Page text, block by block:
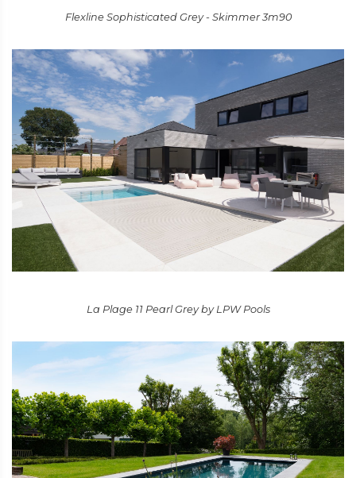
Flexline Sophisticated Grey - Skimmer 3m90
La Plage 11 Pearl Grey by LPW Pools